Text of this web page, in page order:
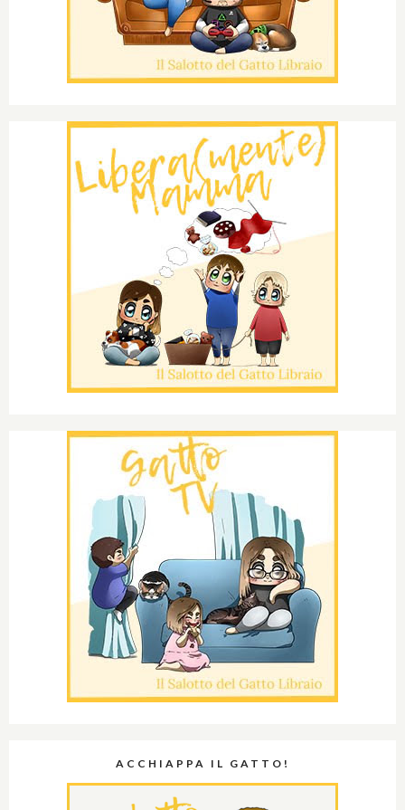
ACCHIAPPA IL GATTO!